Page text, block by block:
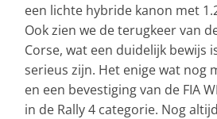
een lichte hybride kanon met
Ook zien we de terugkeer van
Corse, wat een duidelijk bewijs
serieus zijn. Het enige wat nog
en een bevestiging van de FIA
in de Rally 4 categorie. Nog